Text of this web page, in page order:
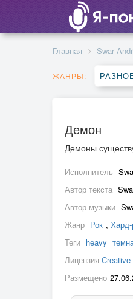
Главная Swar
ЖАНРЫ:
Демон
Демоны
Исполнитель
Автор текста
Автор музыки
Жанр Рок , Хард-
Теги heavy
Лицензия Creative
Размещено